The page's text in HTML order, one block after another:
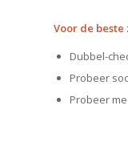
Voor de
Dubbel-
Probeer
Probeer